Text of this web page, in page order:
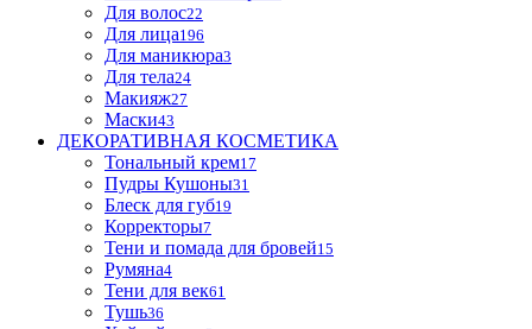
Для волос22
Для лица196
Для маникюра3
Для тела24
Макияж27
Маски43
ДЕКОРАТИВНАЯ КОСМЕТИКА
Тональный крем17
Пудры Кушоны31
Блеск для губ19
Корректоры7
Тени и помада для бровей15
Румяна4
Тени для век61
Тушь36